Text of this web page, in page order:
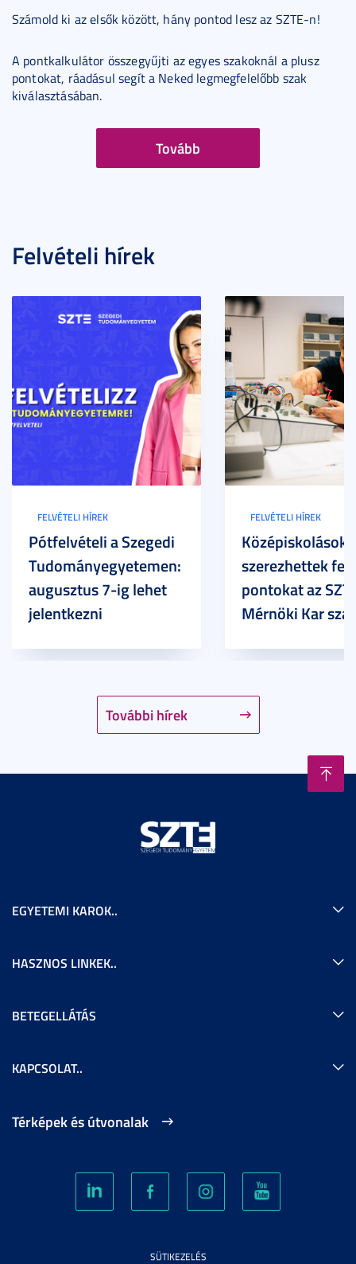
Számold ki az elsők között, hány pontod lesz az SZTE-n!
A pontkalkulátor összegyűjti az egyes szakoknál a plusz
pontokat, ráadásul segít a Neked legmegfelelőbb szak
kiválasztásában.
Tovább
Felvételi hírek
További hírek
FELVÉTELI HÍREK
Pótfelvételi a Szegedi
Tudományegyetemen:
augusztus 7-ig lehet
jelentkezni
FELVÉTELI HÍREK
Középiskolások
szerezhettek
pontokat az
Mérnöki Kar
EGYETEMI KAROK..
HASZNOS LINKEK..
BETEGELLÁTÁS
KAPCSOLAT..
Térképek és útvonalak
SÜTIKEZELÉS